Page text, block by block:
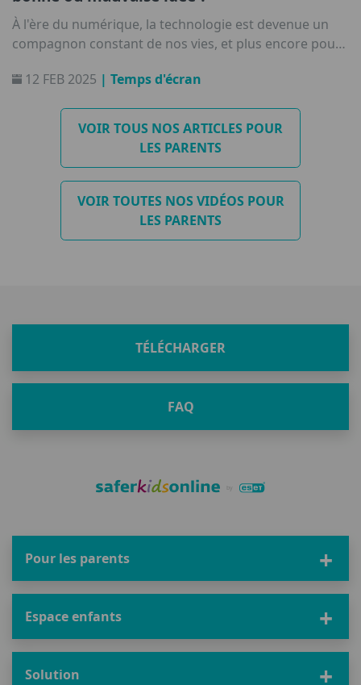
À l'ère du numérique, la technologie est devenue un
compagnon constant de nos vies, et plus encore pour
12 FEB 2025 | Temps d'écran
VOIR TOUS NOS ARTICLES POUR
LES PARENTS
VOIR TOUTES NOS VIDÉOS POUR
LES PARENTS
TÉLÉCHARGER
FAQ
Pour les parents
Espace enfants
Solution